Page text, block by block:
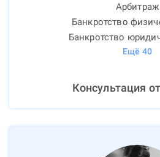
Арбитраж
Банкротство
Банкротство
Ещё 40
Консультация